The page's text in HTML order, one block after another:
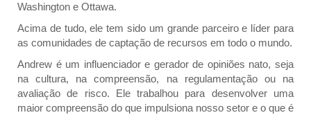
Washington e Ottawa.
Acima de tudo, ele tem sido um grande parceiro e líder para
as comunidades de captação de recursos em todo o mundo.
Andrew é um influenciador e gerador de opiniões nato, seja
na cultura, na compreensão, na regulamentação ou na
avaliação de risco. Ele trabalhou para desenvolver uma
maior compreensão do que impulsiona nosso setor e o que é